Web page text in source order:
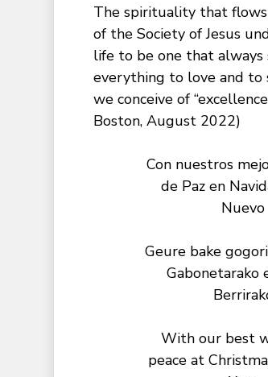
The spirituality that
of the Society of Jesus
life to be one that always
everything to love and to
we conceive of
Boston, August 2022)
Con nuestros
de Paz en
Nuevo
Geure bake
Gabonetarako
With our best
peace at